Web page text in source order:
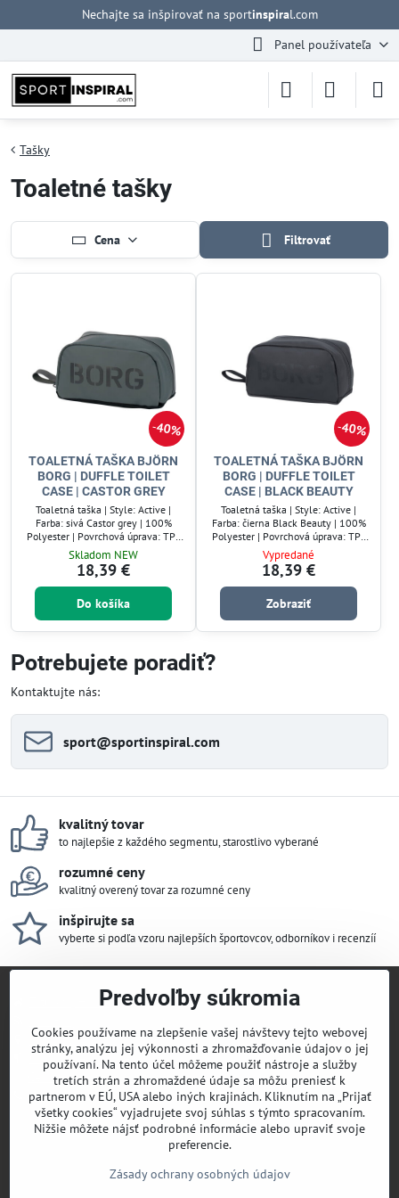
Nechajte sa inšpirovať na sportinspiral.com
Panel používateľa
Tašky
Toaletné tašky
Cena Filtrovať
40%
TOALETNÁ TAŠKA BJÖRN
BORG | DUFFLE TOILET
CASE | CASTOR GREY
Toaletná taška | Style: Active |
Farba: sivá Castor grey | 100%
Polyester | Povrchová úprava: TPE
Coating
Skladom NEW
18,39 €
Do košíka
40%
TOALETNÁ TAŠKA BJÖRN
BORG | DUFFLE TOILET
CASE | BLACK BEAUTY
Toaletná taška | Style: Active |
Farba: čierna Black Beauty | 100%
Polyester | Povrchová úprava: TPE
Coating
Vypredané
18,39 €
Zobraziť
Potrebujete poradiť?
Kontaktujte nás:
sport​@sportinspiral​.com
kvalitný tovar
to najlepšie z každého segmentu, starostlivo vyberané
rozumné ceny
kvalitný overený tovar za rozumné ceny
inšpirujte sa
vyberte si podľa vzoru najlepších športovcov, odborníkov i recenzíí
Titulka | Home
Mapa stránky
Obchodné podmienky
Cenník dopravy a platobné podmienky
Kontakt
Predvoľby súkromia
Cookies používame na zlepšenie vašej návštevy tejto webovej
stránky, analýzu jej výkonnosti a zhromažďovanie údajov o jej
používaní. Na tento účel môžeme použiť nástroje a služby
tretích strán a zhromaždené údaje sa môžu preniesť k
partnerom v EÚ, USA alebo iných krajinách. Kliknutím na „Prijať
všetky cookies“ vyjadrujete svoj súhlas s týmto spracovaním.
Nižšie môžete nájsť podrobné informácie alebo upraviť svoje
preferencie.
Zásady ochrany osobných údajov